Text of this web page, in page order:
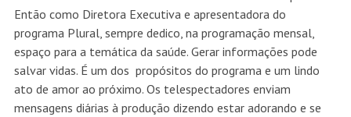
Então como Diretora Executiva e apresentadora do
programa Plural, sempre dedico, na programação mensal,
espaço para a temática da saúde. Gerar informações pode
salvar vidas. É um dos propósitos do programa e um lindo
ato de amor ao próximo. Os telespectadores enviam
mensagens diárias à produção dizendo estar adorando e se